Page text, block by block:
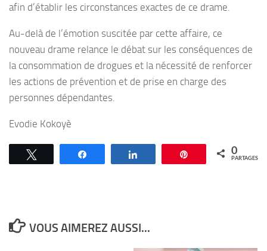
afin d’établir les circonstances exactes de ce drame.
Au-delà de l’émotion suscitée par cette affaire, ce
nouveau drame relance le débat sur les conséquences de
la consommation de drogues et la nécessité de renforcer
les actions de prévention et de prise en charge des
personnes dépendantes.
Evodie Kokoyè
Épingle 0
PARTAGES
VOUS AIMEREZ AUSSI...